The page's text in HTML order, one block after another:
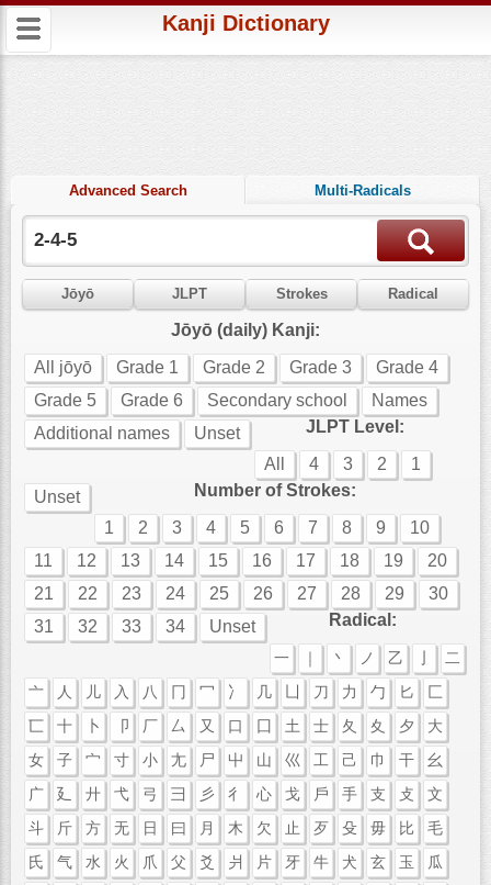
Kanji Dictionary
Advanced Search Multi-Radicals
Jōyō JLPT Strokes Radical
Jōyō (daily) Kanji:
All jōyō
Grade 1 Grade 2 Grade 3
Grade 4
Grade 5
Grade 6 Secondary school
Names
Additional names
Unset
JLPT Level:
All
4 3 2
1
Unset
Number of Strokes:
1
2 3 4 5 6 7 8 9
10
11
12 13 14 15 16 17 18 19
20
21
22 23 24 25 26 27 28 29
30
31
32 33 34 Unset Radical:
一 ｜ 丶 ノ 乙
二
亠
人 儿 入 八 冂 冖 冫 几 刀 力 勹 匕
匚
匸
十 卜 卩 厂 厶 又 口 囗 土 士 夂 夊 夕
大
女
子 宀 寸 小 尢 尸 屮 山 巛 工 己 巾 干
幺
广
廴 廾 弋 弓 彐 彡 彳 心 戈 戶 手 支 攴
文
斗
斤 方 无 日 曰 月 木 欠 止 歹 殳 毋 比
毛
氏
气 水 火 爪 父 爻 爿 片 牙 牛 犬 玄 玉
瓜